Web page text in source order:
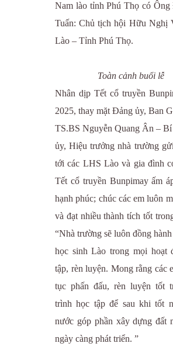
Nam lào tỉnh Phú Thọ có
Tuấn: Chủ tịch hội Hữu Nghị
Lào – Tỉnh Phú Thọ.
Toàn cảnh buổi lễ
Nhân dịp Tết cổ truyền
2025, thay mặt Đảng ủy, Ban
TS.BS Nguyễn Quang Ân –
ủy, Hiệu trưởng nhà trường
tới các LHS Lào và gia đình
Tết cổ truyền Bunpimay ấm
hạnh phúc; chúc các em luôn
và đạt nhiều thành tích tốt
“Nhà trường sẽ luôn đồng
học sinh Lào trong mọi hoạt
tập, rèn luyện. Mong rằng các
tục phấn đấu, rèn luyện tốt
trình học tập để sau khi tốt
nước góp phần xây dựng đất
ngày càng phát triển. ”